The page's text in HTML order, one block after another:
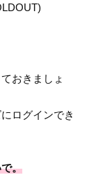
ておきましょ
ログインでき
。